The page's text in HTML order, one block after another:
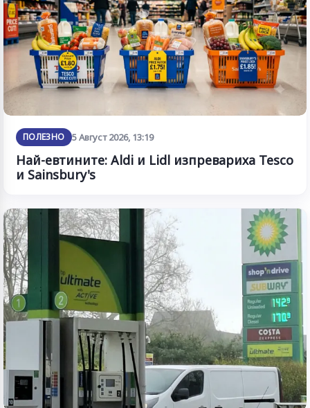
ПОЛЕЗНО 5 Август 2026, 13:19
Най-евтините: Aldi и Lidl изпревариха Tesco
и Sainsbury's